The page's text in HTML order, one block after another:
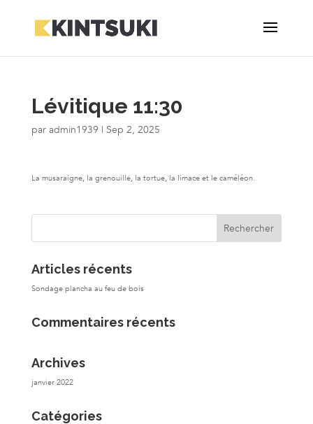
Lévitique 11:30
par admin1939 | Sep 2, 2025
La musaraigne, la grenouille, la tortue, la limace et le caméléon.
Articles récents
Sondage plancha au feu de bois
Commentaires récents
Archives
janvier 2022
Catégories